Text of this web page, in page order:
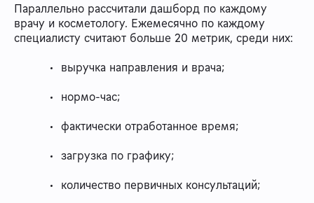
Параллельно рассчитали дашборд по каждому
врачу и косметологу. Ежемесячно по каждому
специалисту считают больше 20 метрик, среди них:
выручка направления и врача;
нормо-час;
фактически отработанное время;
загрузка по графику;
количество первичных консультаций;